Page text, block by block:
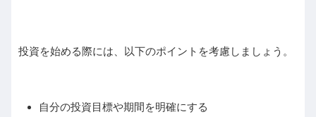
投資を始める際には、以下のポイントを考慮しましょう。
自分の投資目標や期間を明確にする